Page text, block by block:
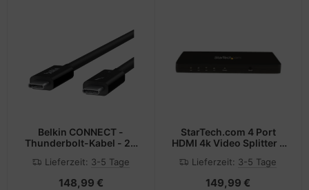
Belkin CONNECT -
Thunderbolt-Kabel - 24
Lieferzeit: 3-5 Tage
148,99 €
StarTech.com 4 Port
HDMI 4k Video Splitter -
Aluminiumgehäuse
Lieferzeit: 3-5 Tage
149,99 €